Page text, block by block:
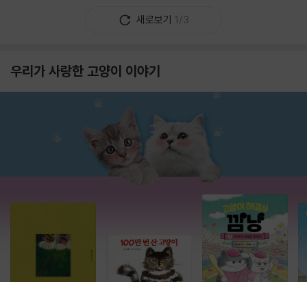
새로보기 1/3
우리가 사랑한 고양이 이야기